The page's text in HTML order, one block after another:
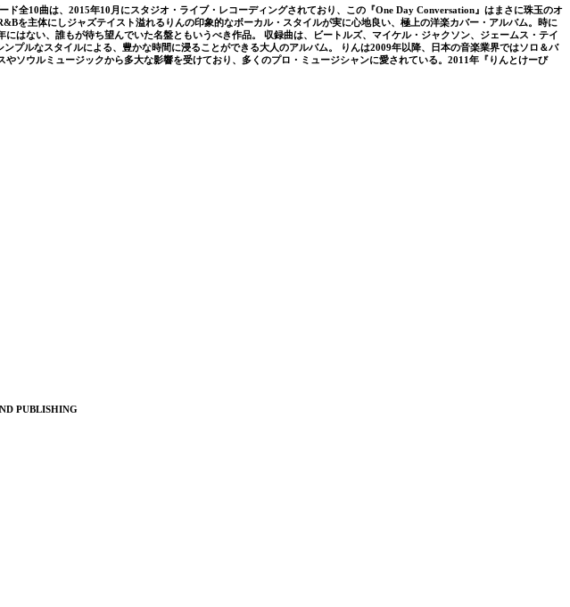
全10曲は、2015年10月にスタジオ・ライブ・レコーディングされており、この『One Day Conversation』はまさに珠玉のオ
を主体にしジャズテイスト溢れるりんの印象的なボーカル・スタイルが実に心地良い、極上の洋楽カバー・アルバム。時に
はない、誰もが待ち望んでいた名盤ともいうべき作品。 収録曲は、ビートルズ、マイケル・ジャクソン、ジェームス・テイ
ルなスタイルによる、豊かな時間に浸ることができる大人のアルバム。 りんは2009年以降、日本の音楽業界ではソロ＆バ
ソウルミュージックから多大な影響を受けており、多くのプロ・ミュージシャンに愛されている。2011年『りんとけーび
PUBLISHING